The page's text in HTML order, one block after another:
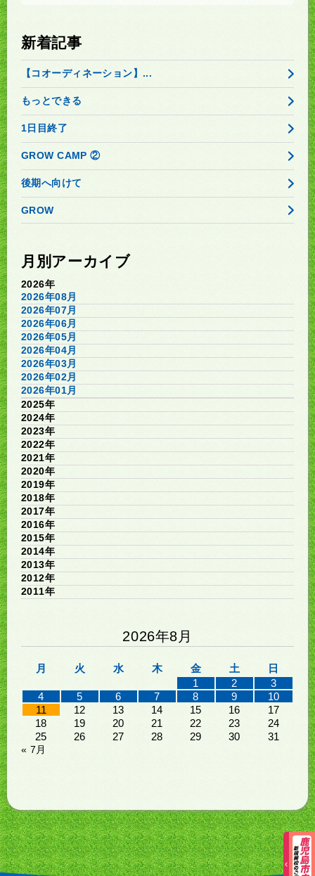
新着記事
【コオーディネーション】...
もっとできる
1日目終了
GROW CAMP ②
後期へ向けて
GROW
月別アーカイブ
2026年
2026年08月
2026年07月
2026年06月
2026年05月
2026年04月
2026年03月
2026年02月
2026年01月
2025年
2024年
2023年
2022年
2021年
2020年
2019年
2018年
2017年
2016年
2015年
2014年
2013年
2012年
2011年
2026年8月
月 火 水 木 金 土
日
1
2
3
4
5 6 7 8 9
10
11
12 13 14 15 16
17
18
19 20 21 22 23
24
25
26 27 28 29 30 31
« 7月